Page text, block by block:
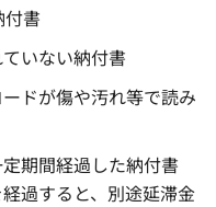
書
いない納付書
ドが傷や汚れ等で読み
期間経過した納付書
過すると、別途延滞金